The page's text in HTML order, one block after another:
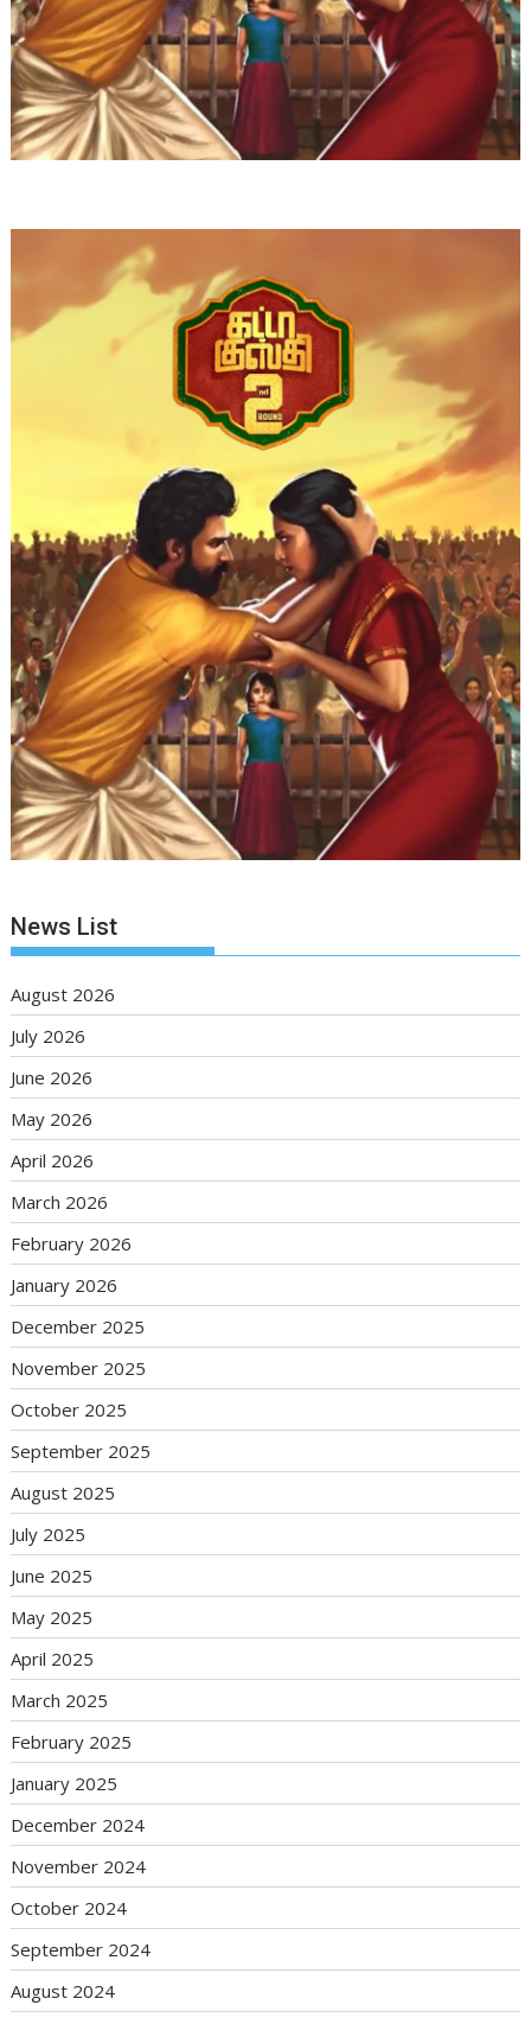
News List
August 2026
July 2026
June 2026
May 2026
April 2026
March 2026
February 2026
January 2026
December 2025
November 2025
October 2025
September 2025
August 2025
July 2025
June 2025
May 2025
April 2025
March 2025
February 2025
January 2025
December 2024
November 2024
October 2024
September 2024
August 2024